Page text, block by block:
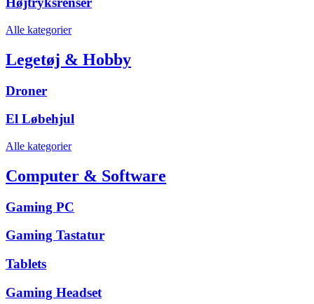
Alle kategorier
Legetøj & Hobby
Droner
El Løbehjul
Alle kategorier
Computer & Software
Gaming PC
Gaming Tastatur
Tablets
Gaming Headset